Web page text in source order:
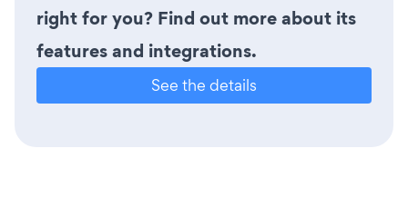
right for you? Find out more about its
features and integrations.
See the details